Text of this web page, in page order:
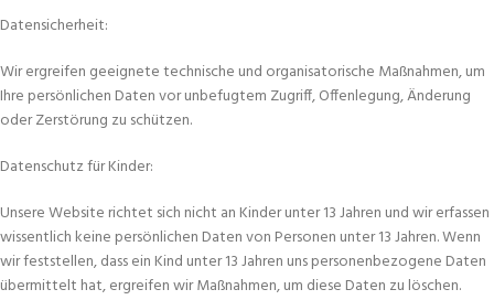
Datensicherheit:
Wir ergreifen geeignete technische und organisatorische Maßnahmen, um
Ihre persönlichen Daten vor unbefugtem Zugriff, Offenlegung, Änderung
oder Zerstörung zu schützen.
Datenschutz für Kinder:
Unsere Website richtet sich nicht an Kinder unter 13 Jahren und wir erfassen
wissentlich keine persönlichen Daten von Personen unter 13 Jahren. Wenn
wir feststellen, dass ein Kind unter 13 Jahren uns personenbezogene Daten
übermittelt hat, ergreifen wir Maßnahmen, um diese Daten zu löschen.